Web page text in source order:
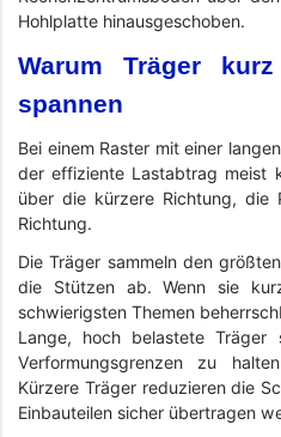
Hohlplatte hinausgeschoben.
Warum Träger
spannen
Bei einem Raster mit einer
der effiziente Lastabtrag meist
über die kürzere Richtung, die
Richtung.
Die Träger sammeln den
die Stützen ab. Wenn sie
schwierigsten Themen
Lange, hoch belastete Träger
Verformungsgrenzen zu
Kürzere Träger reduzieren die
Einbauteilen sicher übertragen